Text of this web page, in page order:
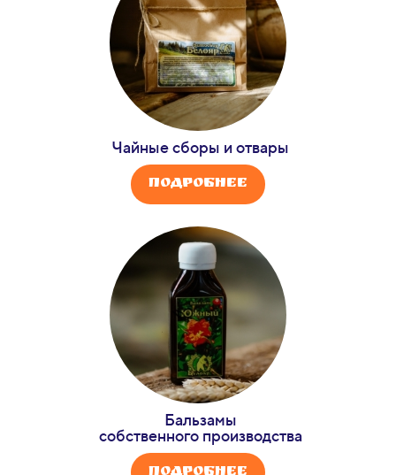
Чайные сборы и отвары
Подробнее
Бальзамы
собственного производства